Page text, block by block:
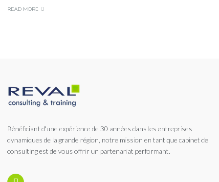
READ MORE
Bénéficiant d'une expérience de 30 années dans les entreprises
dynamiques de la grande région, notre mission en tant que cabinet de
consulting est de vous offrir un partenariat performant.